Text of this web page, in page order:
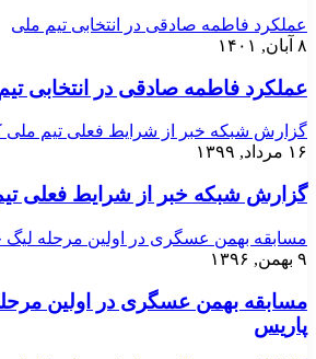
عملکرد فاطمه صادقی در انتخابی تیم ملی
۸ آبان, ۱۴۰۱
عملکرد فاطمه صادقی در انتخابی
گزارش شبکه خبر از شرایط فعلی تیم ملی
۱۶ مرداد, ۱۳۹۹
گزارش شبکه خبر از شرایط فعلی
مسابقه بهمن عسگری در اولین مرحله لیگ جهانی
۹ بهمن, ۱۳۹۶
پاریس